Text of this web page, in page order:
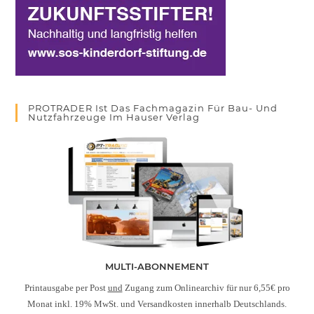
PROTRADER Ist Das Fachmagazin Für Bau- Und
Nutzfahrzeuge Im Hauser Verlag
MULTI-ABONNEMENT
Printausgabe per Post und Zugang zum Onlinearchiv für nur 6,55€ pro
Monat inkl. 19% MwSt. und Versandkosten innerhalb Deutschlands.